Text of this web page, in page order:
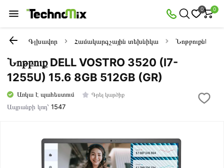
0 0
Գլխավոր Համակարգչային տեխնիկա Նոթբուքներ
Նոթբուք DELL VOSTRO 3520 (I7-
1255U) 15.6 8GB 512GB (GR)
Առկա է պահեստում Գրել կարծիք
Ապրանքի կոդ՝1547